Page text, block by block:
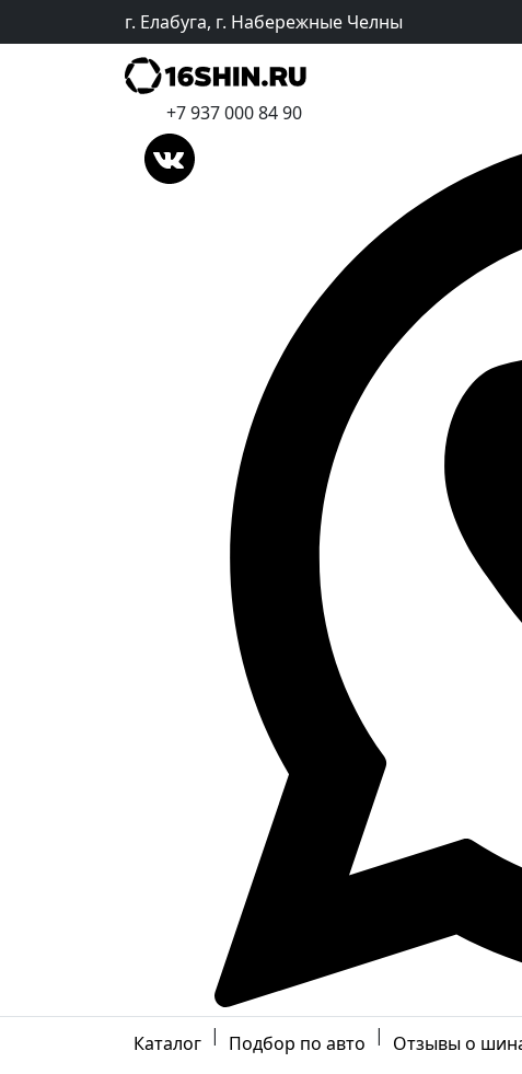
г. Елабуга, г. Набережные Челны
+7 937 000 84 90
Каталог | Подбор по авто | Отзывы о